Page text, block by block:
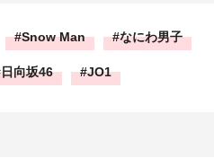
Snow Man なにわ男子
日向坂46 JO1